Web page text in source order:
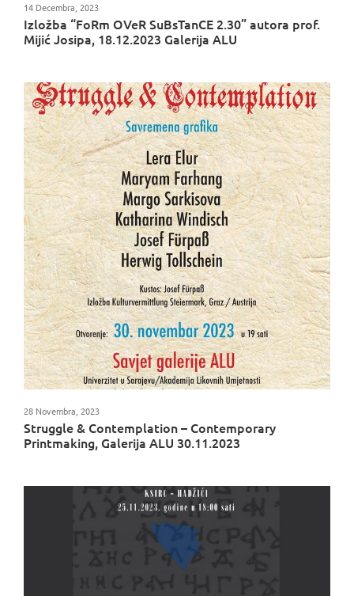
Izložba “FoRm OVeR SuBsTanCE 2.30” autora prof.
Mijić Josipa, 18.12.2023 Galerija ALU
14 Decembra, 2023
Struggle & Contemplation – Contemporary
Printmaking, Galerija ALU 30.11.2023
28 Novembra, 2023